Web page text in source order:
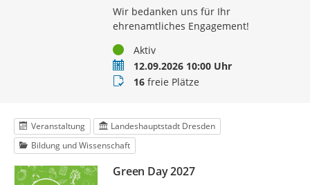
Wir bedanken uns für Ihr
ehrenamtliches Engagement!
StatusAktiv
Termin12.09.2026 10:00 Uhr
Buchungsstatus
16freie Plätze
Veranstaltung
Landeshauptstadt Dresden
Bildung und Wissenschaft
Green Day 2027